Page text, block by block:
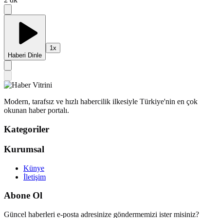
Haberi Dinle
1x
Modern, tarafsız ve hızlı habercilik ilkesiyle Türkiye'nin en çok
okunan haber portalı.
Kategoriler
Kurumsal
Künye
İletişim
Abone Ol
Güncel haberleri e-posta adresinize göndermemizi ister misiniz?